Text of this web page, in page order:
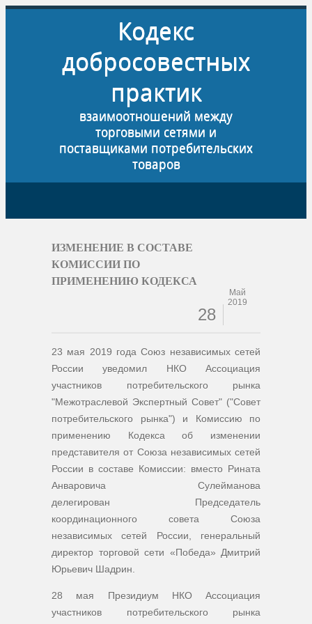
Кодекс
добросовестных
практик
взаимоотношений между
торговыми сетями и
поставщиками потребительских
товаров
ИЗМЕНЕНИЕ В СОСТАВЕ
КОМИССИИ ПО
ПРИМЕНЕНИЮ КОДЕКСА
28
Май
2019
23 мая 2019 года Союз независимых сетей
России уведомил НКО Ассоциация
участников потребительского рынка
"Межотраслевой Экспертный Совет" ("Совет
потребительского рынка") и Комиссию по
применению Кодекса об изменении
представителя от Союза независимых сетей
России в составе Комиссии: вместо Рината
Анваровича Сулейманова
делегирован Председатель
координационного совета Союза
независимых сетей России, генеральный
директор торговой сети «Победа» Дмитрий
Юрьевич Шадрин.
28 мая Президиум НКО Ассоциация
участников потребительского рынка